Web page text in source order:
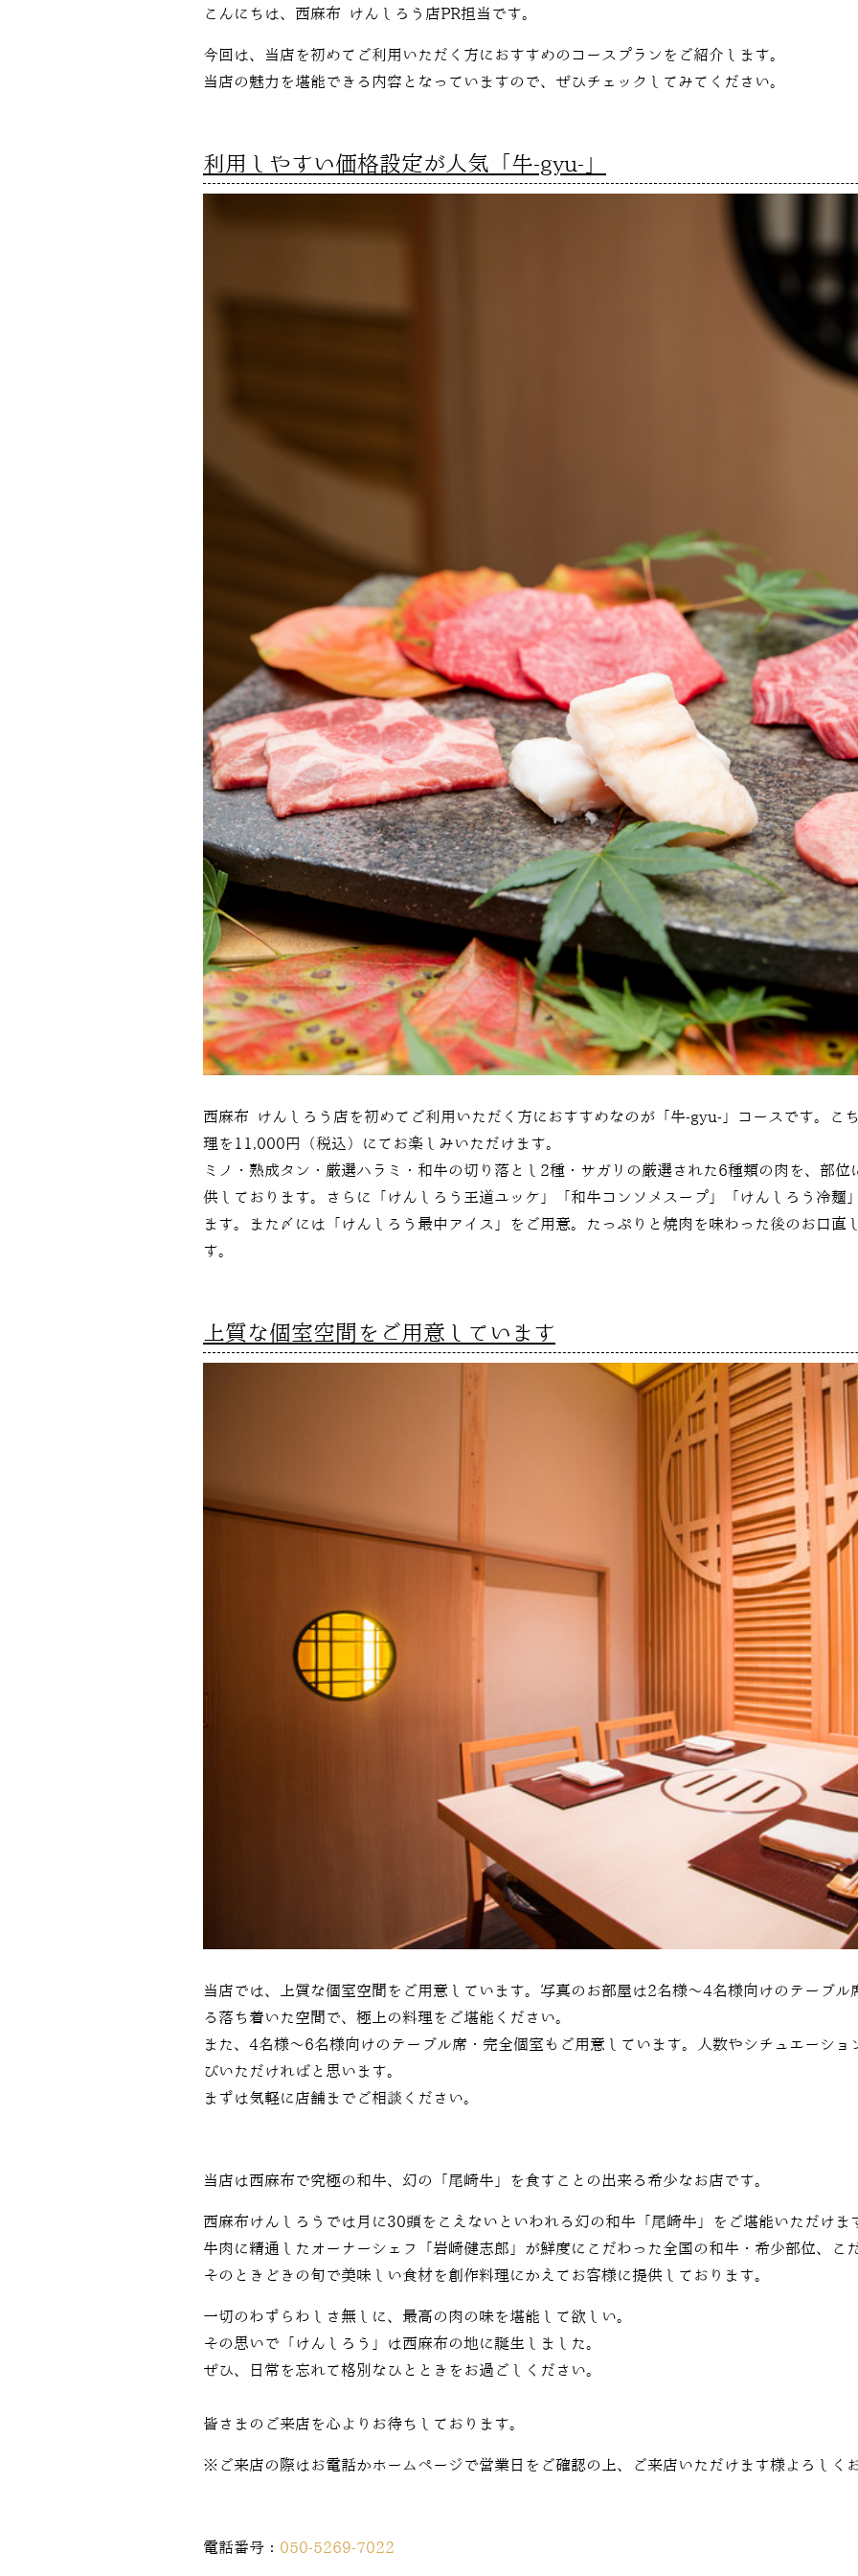
こんにちは、西麻布 けんしろう店PR担当です。
今回は、当店を初めてご利用いただく方におすすめのコースプランをご紹介します。
当店の魅力を堪能できる内容となっていますので、ぜひチェックしてみてください。
利用しやすい価格設定が人気「牛-gyu-」
西麻布 けんしろう店を初めてご利用いただく方におすすめなのが「牛-gyu-」コースです。こ
理を11,000円（税込）にてお楽しみいただけます。
ミノ・熟成タン・厳選ハラミ・和牛の切り落とし2種・サガリの厳選された6種類の肉を、部
供しております。さらに「けんしろう王道ユッケ」「和牛コンソメスープ」「けんしろう冷麺
ます。また〆には「けんしろう最中アイス」をご用意。たっぷりと焼肉を味わった後のお口直
す。
上質な個室空間をご用意しています
当店では、上質な個室空間をご用意しています。写真のお部屋は2名様～4名様向けのテーブ
る落ち着いた空間で、極上の料理をご堪能ください。
また、4名様～6名様向けのテーブル席・完全個室もご用意しています。人数やシチュエーシ
びいただければと思います。
まずは気軽に店舗までご相談ください。
当店は西麻布で究極の和牛、幻の「尾崎牛」を食すことの出来る希少なお店です。
西麻布けんしろうでは月に30頭をこえないといわれる幻の和牛「尾崎牛」をご堪能いただけま
牛肉に精通したオーナーシェフ「岩崎健志郎」が鮮度にこだわった全国の和牛・希少部位、こ
そのときどきの旬で美味しい食材を創作料理にかえてお客様に提供しております。
一切のわずらわしさ無しに、最高の肉の味を堪能して欲しい。
その思いで「けんしろう」は西麻布の地に誕生しました。
ぜひ、日常を忘れて格別なひとときをお過ごしください。
皆さまのご来店を心よりお待ちしております。
※ご来店の際はお電話かホームページで営業日をご確認の上、ご来店いただけます様よろしく
電話番号： 050-5269-7022